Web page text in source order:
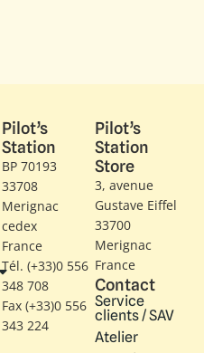
Pilot’s
Station
BP 70193
33708
Merignac
cedex
France
Tél. (+33)0 556
348 708
Fax (+33)0 556
343 224
Pilot’s
Station
Store
3, avenue
Gustave Eiffel​
33700
Merignac
France
Contact
Service
clients / SAV
Atelier